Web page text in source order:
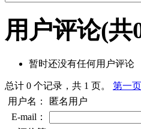
用户评论(共
暂时还没有任何用户评论
总计 0 个记录，共 1 页。 第一页
用户名：
匿名用户
E-mail：